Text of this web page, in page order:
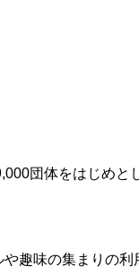
団体をはじめと
趣味の集まりの利